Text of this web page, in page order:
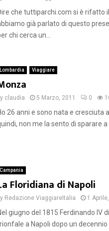
che tuttiparchi.com si è rifatto
già parlato di questo
chi cerca un...
Lombardia Viaggiare
claudia 5 Marzo, 2011 0
26 anni e sono nata e
non me la sento di sparare a
Campania
Floridiana di Napoli
Redazione ViaggiareItalia 1
giugno del 1815 Ferdinando IV
a Napoli dopo un